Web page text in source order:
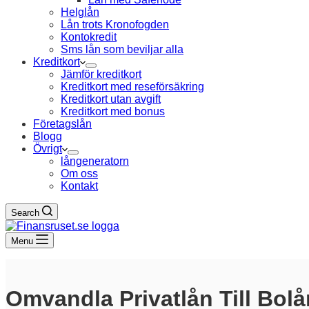
Helglån
Lån trots Kronofogden
Kontokredit
Sms lån som beviljar alla
Kreditkort
Jämför kreditkort
Kreditkort med reseförsäkring
Kreditkort utan avgift
Kreditkort med bonus
Företagslån
Blogg
Övrigt
långeneratorn
Om oss
Kontakt
Search
Menu
Omvandla Privatlån Till